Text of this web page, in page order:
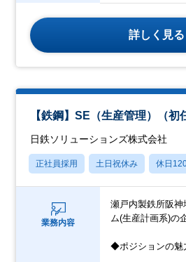
詳しく見る
【鉄鋼】SE（生産管理）（初
日鉄ソリューションズ株式会社
正社員採用 土日祝休み 休日
業務内容
瀬戸内製鉄所阪
ム(生産計画系)の
◆ポジションの魅